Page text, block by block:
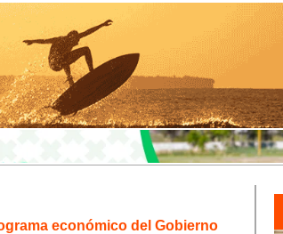
económico del Gobierno